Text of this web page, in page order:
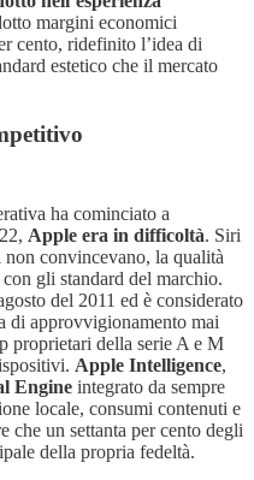
margini economici
cento, ridefinito l’idea di
estetico che il mercato
ha cominciato a
Apple era in difficoltà. Siri
convincevano, la qualità
gli standard del marchio.
del 2011 ed è considerato
di approvvigionamento mai
proprietari della serie A e M
Apple Intelligence,
Engine integrato da sempre
locale, consumi contenuti e
che un settanta per cento degli
della propria fedeltà.